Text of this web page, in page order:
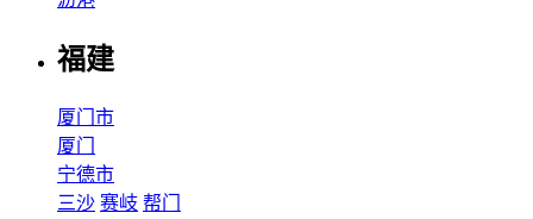
福建
厦门市
厦门
宁德市
三沙 赛岐 帮门